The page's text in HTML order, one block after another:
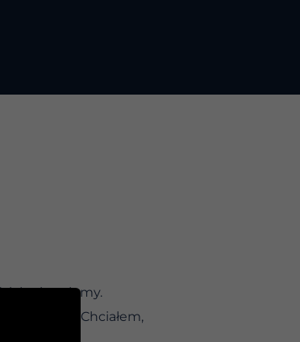
mi znajomy.
mi z drogi. Chciałem,